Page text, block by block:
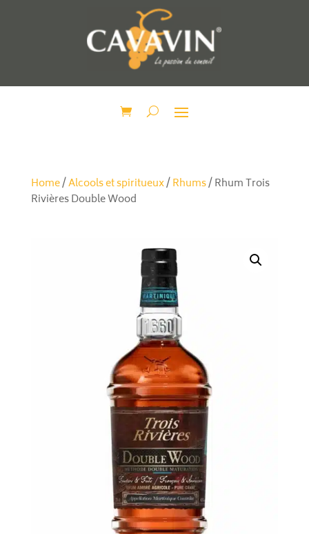
Home/Alcools et spiritueux/Rhums/ Rhum Trois
Rivières Double Wood